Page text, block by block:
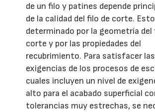
de un filo y patines depende
de la calidad del filo de corte.
determinado por la geometría del
corte y por las propiedades del
recubrimiento. Para satisfacer
exigencias de los procesos de
cuales incluyen un nivel de
alto para el acabado superficial
tolerancias muy estrechas, se